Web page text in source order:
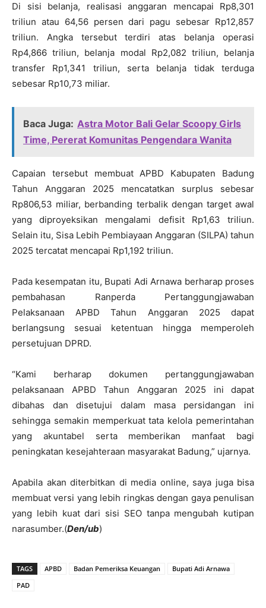
Di sisi belanja, realisasi anggaran mencapai Rp8,301
triliun atau 64,56 persen dari pagu sebesar Rp12,857
triliun. Angka tersebut terdiri atas belanja operasi
Rp4,866 triliun, belanja modal Rp2,082 triliun, belanja
transfer Rp1,341 triliun, serta belanja tidak terduga
sebesar Rp10,73 miliar.
Baca Juga: Astra Motor Bali Gelar Scoopy Girls
Time, Pererat Komunitas Pengendara Wanita
Capaian tersebut membuat APBD Kabupaten Badung
Tahun Anggaran 2025 mencatatkan surplus sebesar
Rp806,53 miliar, berbanding terbalik dengan target awal
yang diproyeksikan mengalami defisit Rp1,63 triliun.
Selain itu, Sisa Lebih Pembiayaan Anggaran (SILPA) tahun
2025 tercatat mencapai Rp1,192 triliun.
Pada kesempatan itu, Bupati Adi Arnawa berharap proses
pembahasan Ranperda Pertanggungjawaban
Pelaksanaan APBD Tahun Anggaran 2025 dapat
berlangsung sesuai ketentuan hingga memperoleh
persetujuan DPRD.
“Kami berharap dokumen pertanggungjawaban
pelaksanaan APBD Tahun Anggaran 2025 ini dapat
dibahas dan disetujui dalam masa persidangan ini
sehingga semakin memperkuat tata kelola pemerintahan
yang akuntabel serta memberikan manfaat bagi
peningkatan kesejahteraan masyarakat Badung,” ujarnya.
Apabila akan diterbitkan di media online, saya juga bisa
membuat versi yang lebih ringkas dengan gaya penulisan
yang lebih kuat dari sisi SEO tanpa mengubah kutipan
narasumber.(Den/ub)
TAGS APBD Badan Pemeriksa Keuangan
Bupati Adi Arnawa
PAD